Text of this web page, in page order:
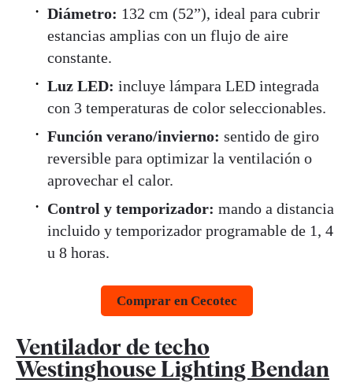
Diámetro: 132 cm (52”), ideal para cubrir
estancias amplias con un flujo de aire
constante.
Luz LED: incluye lámpara LED integrada
con 3 temperaturas de color seleccionables.
Función verano/invierno: sentido de giro
reversible para optimizar la ventilación o
aprovechar el calor.
Control y temporizador: mando a distancia
incluido y temporizador programable de 1, 4
u 8 horas.
Comprar en Cecotec
Ventilador de techo
Westinghouse Lighting Bendan